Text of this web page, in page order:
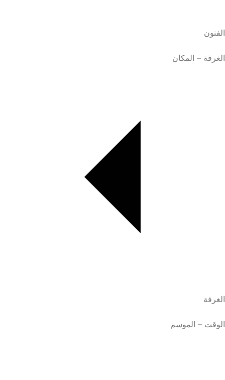
الفنون
الغرفة – المكان
الغرفة
الوقت – الموسم